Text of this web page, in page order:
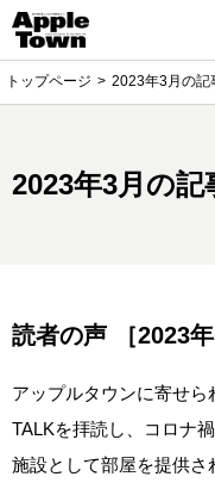
トップページ 2023年3月の記
2023年3月の記
読者の声 ［2023年
アップルタウンに寄せ
TALKを拝読し、コロナ
施設として部屋を提供